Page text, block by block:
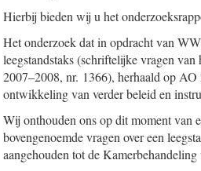
Hierbij bieden wij u het
Het onderzoek dat in opdracht van
leegstandstaks (schriftelijke vragen
2007–2008, nr. 1366), herhaald op
ontwikkeling van verder beleid en
Wij onthouden ons op dit moment van
bovengenoemde vragen over een
aangehouden tot de